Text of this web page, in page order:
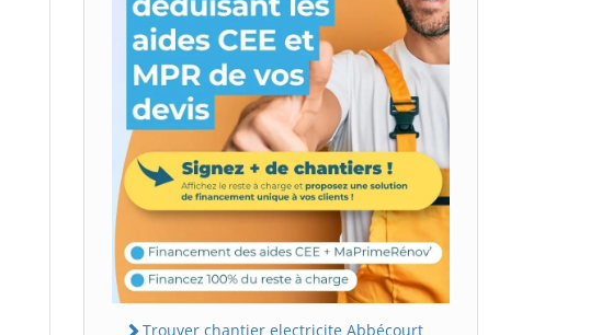
Trouver chantier electricite Abbécourt